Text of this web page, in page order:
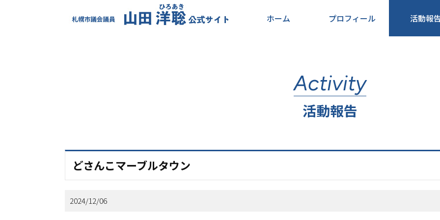
ホーム プロフィール 活動報
Activity
活動報告
どさんこマーブルタウン
2024/12/06